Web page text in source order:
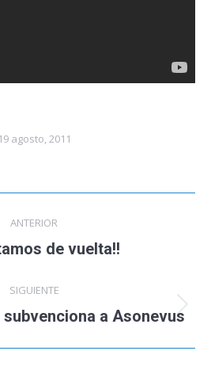
19 agosto, 2011
ANTERIOR
Publicación
de vuelta!!
SIGUIENTE
Publicación a Asonevus